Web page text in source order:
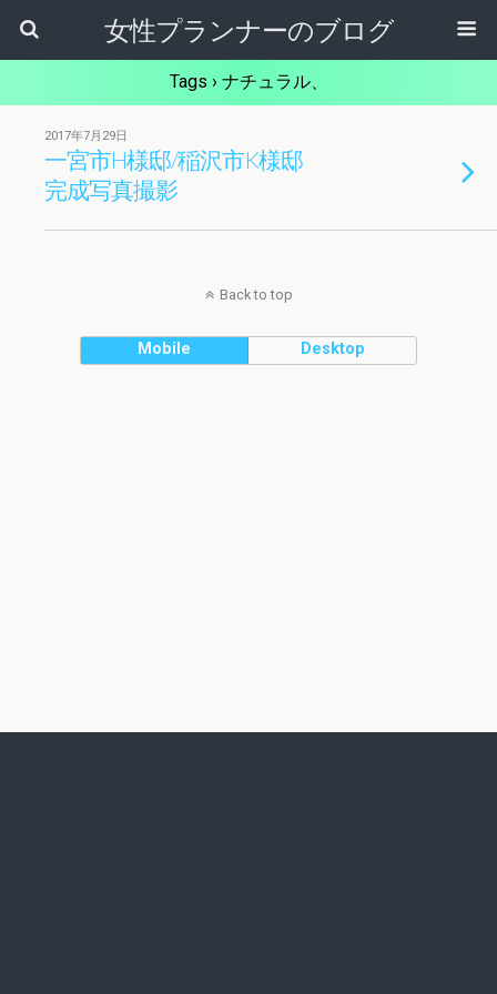
女性プランナーのブログ
Tags › ナチュラル、
2017年7月29日
一宮市H様邸/稲沢市K様邸
完成写真撮影
Back to top
Mobile Desktop